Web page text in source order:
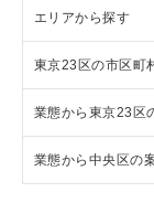
ラーメンの居抜
フランス料理の
イタリア料理の
中華の居抜き売
エリアから探す
東京23区の飲食
東京都下の飲食
千葉県の飲食店
東京23区の市区町
目黒区の飲食店
渋谷区の飲食店
業態から東京23区
東京23区のラー
業態から中央区の